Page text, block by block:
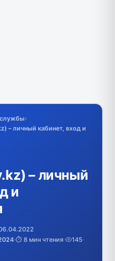
службы›
– личный кабинет, вход и
– личный
и
·⏱️ 8 мин чтения· 145·